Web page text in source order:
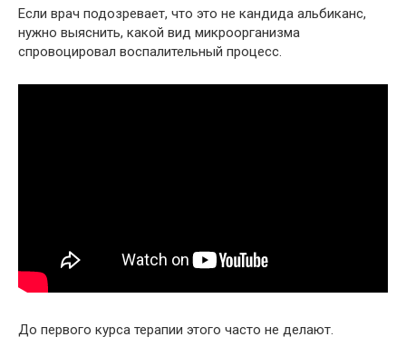
Если врач подозревает, что это не кандида альбиканс,
нужно выяснить, какой вид микроорганизма
спровоцировал воспалительный процесс.
До первого курса терапии этого часто не делают.